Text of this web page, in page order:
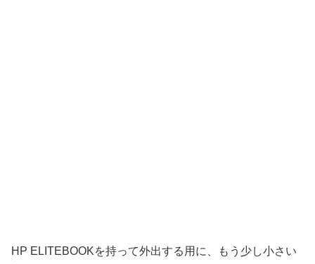
HP ELITEBOOKを持って外出する用に、もう少し小さい